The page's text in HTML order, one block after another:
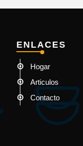
ENLACES
Hogar
Articulos
Contacto